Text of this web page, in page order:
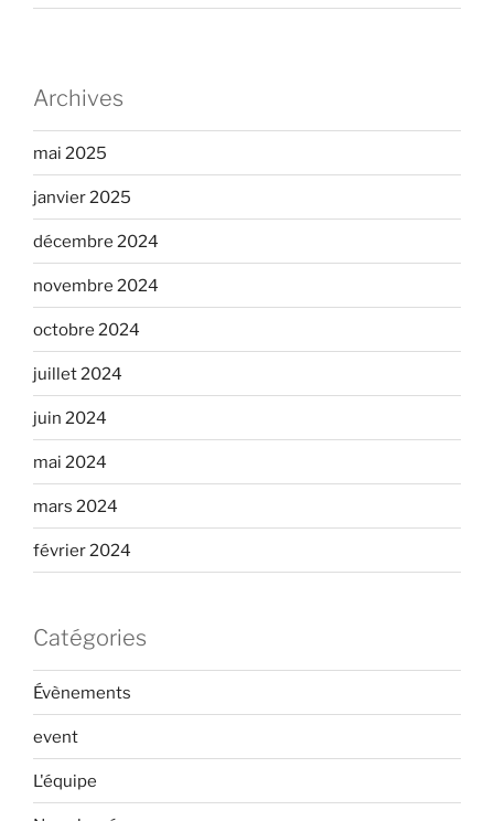
Archives
mai 2025
janvier 2025
décembre 2024
novembre 2024
octobre 2024
juillet 2024
juin 2024
mai 2024
mars 2024
février 2024
Catégories
Évènements
event
L'équipe